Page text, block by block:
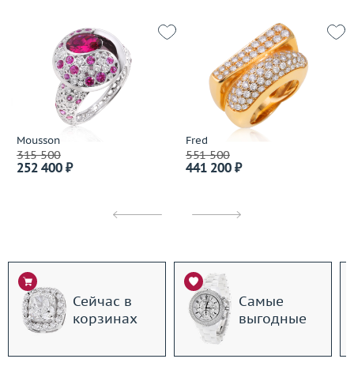
Mousson
315 500
252 400 ₽
Fred
551 500
441 200 ₽
Сейчас в
корзинах
Самые
выгодные